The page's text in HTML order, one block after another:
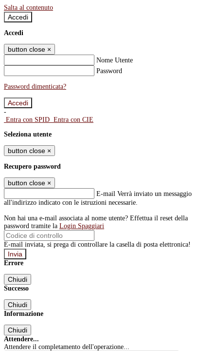
Salta al contenuto
Accedi
Accedi
button close ×
Nome Utente
Password
Password dimenticata?
-
Entra con SPID Entra con CIE
Seleziona utente
button close ×
Recupero password
button close ×
E-mail Verrà inviato un messaggio
all'indirizzo indicato con le istruzioni necessarie.
Non hai una e-mail associata al nome utente? Effettua il reset della
password tramite la Login Spaggiari
E-mail inviata, si prega di controllare la casella di posta elettronica!
Errore
Chiudi
Successo
Chiudi
Informazione
Chiudi
Attendere...
Attendere il completamento dell'operazione...